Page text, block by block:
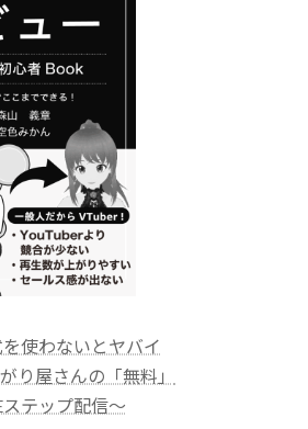
を使わないとヤバイ
り屋さんの「無料」
テップ配信～